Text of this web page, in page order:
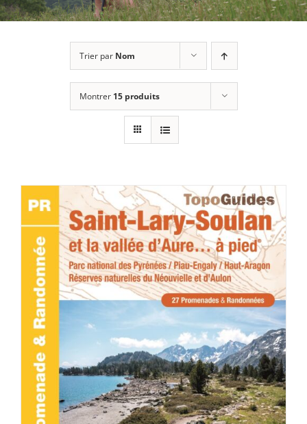
Trier par Nom
Montrer 15 produits
ACHETER LE PRODUIT / DÉTAILS